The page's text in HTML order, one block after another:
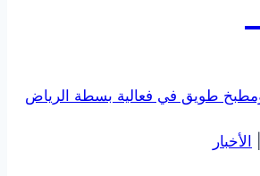
الأخبار